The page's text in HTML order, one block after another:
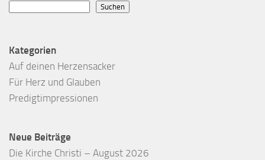
Suchen
Kategorien
Auf deinen Herzensacker
Für Herz und Glauben
Predigtimpressionen
Neue Beiträge
Die Kirche Christi – August 2026